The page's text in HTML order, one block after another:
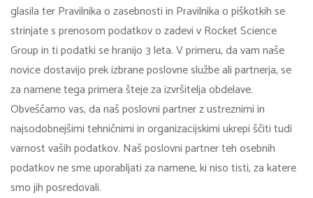
glasila ter Pravilnika o zasebnosti in Pravilnika o piškotkih se
strinjate s prenosom podatkov o zadevi v Rocket Science
Group in ti podatki se hranijo 3 leta. V primeru, da vam naše
novice dostavijo prek izbrane poslovne službe ali partnerja, se
za namene tega primera šteje za izvršitelja obdelave.
Obveščamo vas, da naš poslovni partner z ustreznimi in
najsodobnejšimi tehničnimi in organizacijskimi ukrepi ščiti tudi
varnost vaših podatkov. Naš poslovni partner teh osebnih
podatkov ne sme uporabljati za namene, ki niso tisti, za katere
smo jih posredovali.